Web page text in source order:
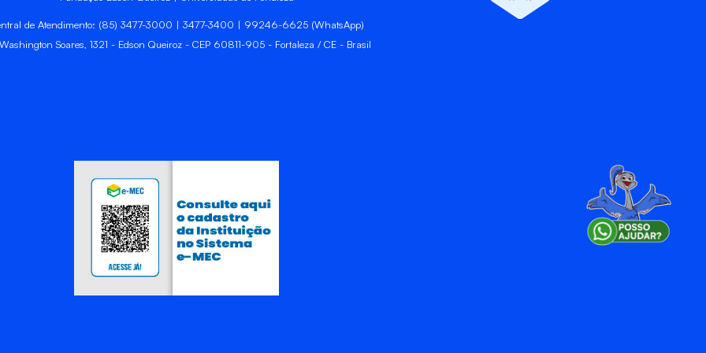
de Atendimento: (85) 3477-3000 | 3477-3400 | 99246-6625 (WhatsApp)
Soares, 1321 - Edson Queiroz - CEP 60811-905 - Fortaleza / CE - Brasil